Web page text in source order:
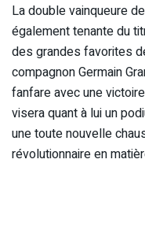
La double vainqueure
également tenante du
des grandes favorites
compagnon Germain
fanfare avec une
visera quant à lui un
une toute nouvelle
révolutionnaire en